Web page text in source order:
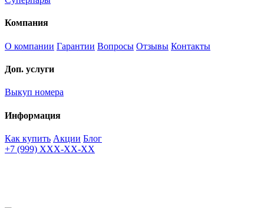
Компания
О компании Гарантии Вопросы Отзывы Контакты
Доп. услуги
Выкуп номера
Информация
Как купить Акции Блог
+7 (999) XXX-XX-XX